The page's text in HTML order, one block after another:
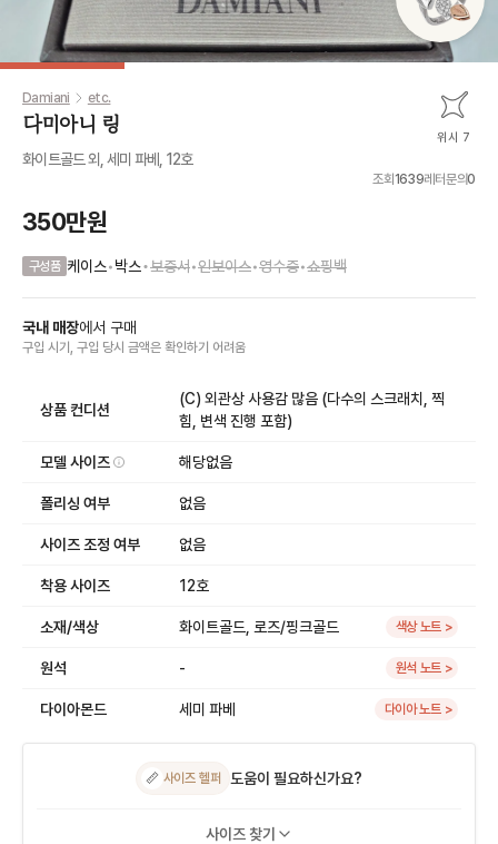
Damiani etc.
다미아니 링 위시 7
화이트골드 외, 세미 파베, 12호
조회 1639레터문의0
350만원
구성품 케이스•박스•보증서•인보이스•영수증•쇼핑백
국내 매장에서 구매
구입 시기, 구입 당시 금액은 확인하기 어려움
상품 컨디션
(C) 외관상 사용감 많음 (다수의 스크래치, 찍
힘, 변색 진행 포함)
모델 사이즈 해당없음
폴리싱 여부 없음
사이즈 조정 여부 없음
착용 사이즈 12호
소재/색상 화이트골드, 로즈/핑크골드 색상 노트 >
원석 - 원석 노트 >
다이아몬드 세미 파베 다이아 노트 >
📏 사이즈 헬퍼 도움이 필요하신가요?
사이즈 찾기